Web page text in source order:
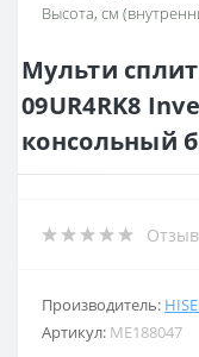
Высота, см
Мульти
09UR4RK8
консольный
Производитель:
Артикул: ME188047